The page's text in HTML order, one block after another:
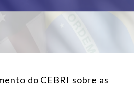
do CEBRI sobre as